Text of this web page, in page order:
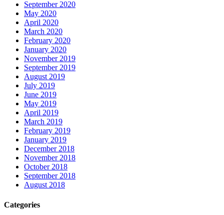
September 2020
May 2020
April 2020
March 2020
February 2020
January 2020
November 2019
September 2019
August 2019
July 2019
June 2019
May 2019
April 2019
March 2019
February 2019
January 2019
December 2018
November 2018
October 2018
September 2018
August 2018
Categories